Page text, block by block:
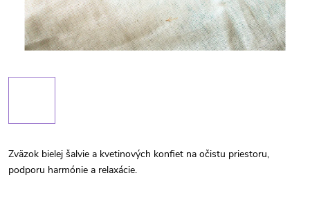
Zväzok bielej šalvie a kvetinových konfiet na očistu priestoru,
podporu harmónie a relaxácie.